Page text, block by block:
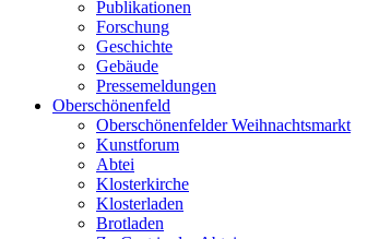
Publikationen
Forschung
Geschichte
Gebäude
Pressemeldungen
Oberschönenfeld
Oberschönenfelder Weihnachtsmarkt
Kunstforum
Abtei
Klosterkirche
Klosterladen
Brotladen